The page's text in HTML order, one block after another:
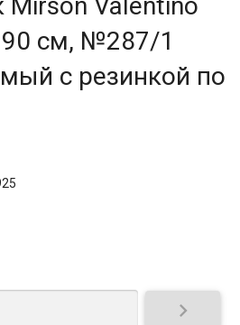
см, №287/1
с резинкой по
